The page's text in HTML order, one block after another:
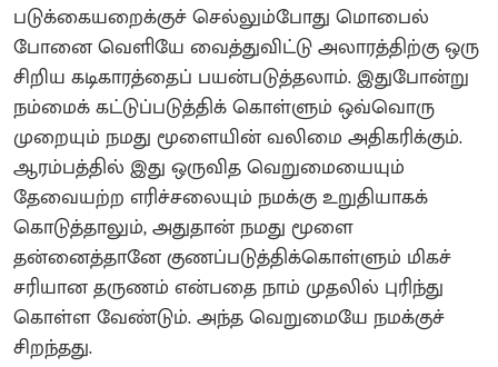
படுக்கையறைக்குச் செல்லும்போது மொபைல்
போனை வெளியே வைத்துவிட்டு அலாரத்திற்கு ஒரு
சிறிய கடிகாரத்தைப் பயன்படுத்தலாம். இதுபோன்று
நம்மைக் கட்டுப்படுத்திக் கொள்ளும் ஒவ்வொரு
முறையும் நமது மூளையின் வலிமை அதிகரிக்கும்.
ஆரம்பத்தில் இது ஒருவித வெறுமையையும்
தேவையற்ற எரிச்சலையும் நமக்கு உறுதியாகக்
கொடுத்தாலும், அதுதான் நமது மூளை
தன்னைத்தானே குணப்படுத்திக்கொள்ளும் மிகச்
சரியான தருணம் என்பதை நாம் முதலில் புரிந்து
கொள்ள வேண்டும். அந்த வெறுமையே நமக்குச்
சிறந்தது.